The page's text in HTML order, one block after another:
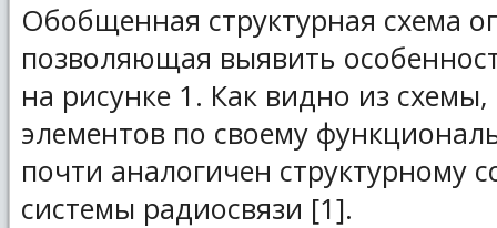
Обобщенная структурная схема
позволяющая выявить
на рисунке 1. Как видно из схемы,
элементов по своему
почти аналогичен структурному
системы радиосвязи [1].